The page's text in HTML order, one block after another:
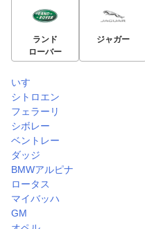
ランド
ローバー
ジャガー
いすゞ
シトロエン
フェラーリ
シボレー
ベントレー
ダッジ
BMWアルピナ
ロータス
マイバッハ
GM